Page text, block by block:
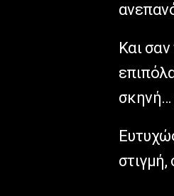
Και
σκηνή…